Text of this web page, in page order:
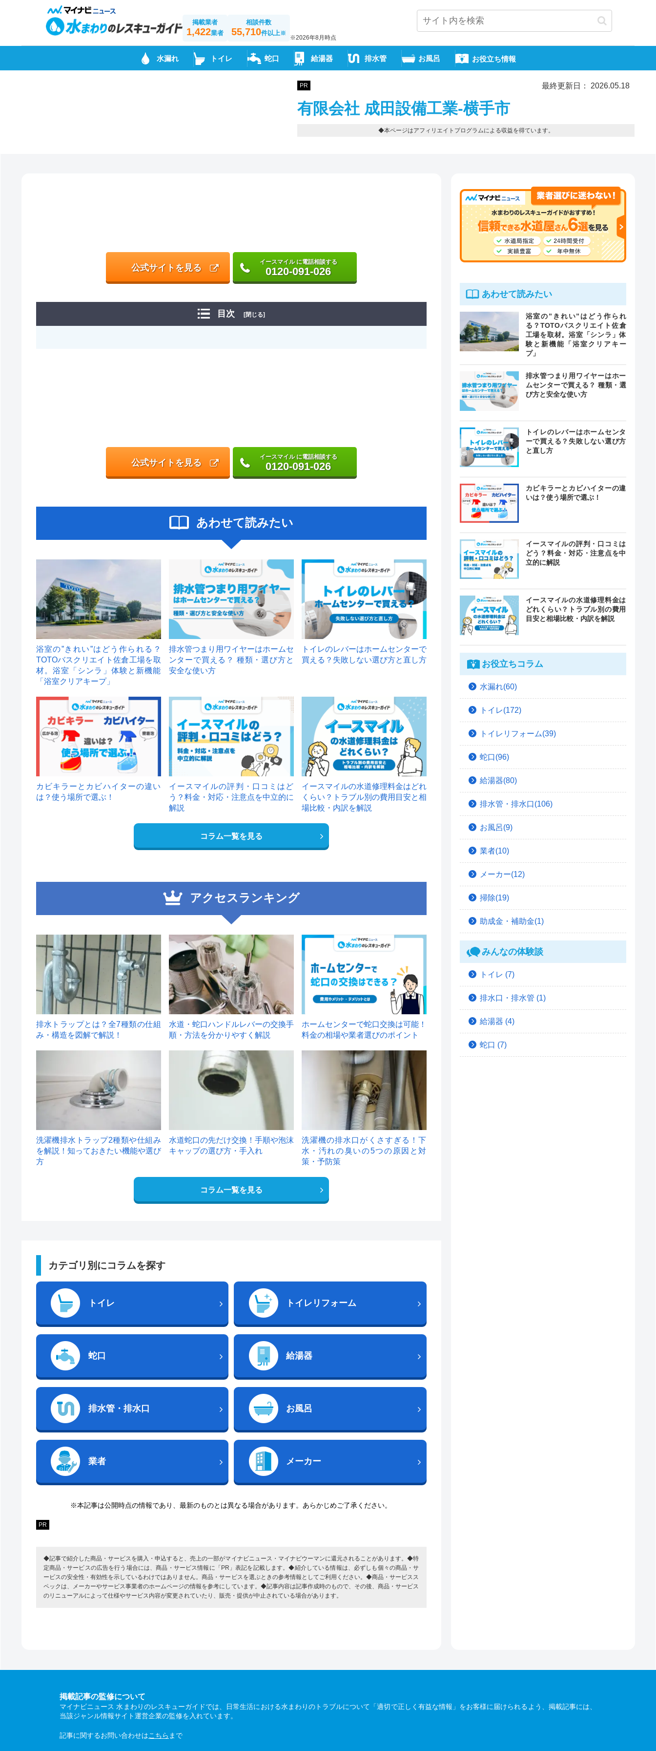
掲載業者
1,422業者
相談件数
55,710件以上※
※2026年8月時点
水漏れ トイレ 蛇口 給湯器 排水管 お風呂 お役立ち情報
PR 最終更新日： 2026.05.18
有限会社 成田設備工業-横手市
◆本ページはアフィリエイトプログラムによる収益を得ています。
公式サイトを見る
イースマイル に電話相談する
0120-091-026
目次 [閉じる]
公式サイトを見る
イースマイル に電話相談する
0120-091-026
あわせて読みたい
浴室の”きれい”はどう作られる？
TOTOバスクリエイト佐倉工場を取
材。浴室「シンラ」体験と新機能
「浴室クリアキープ」
排水管つまり用ワイヤーはホームセ
ンターで買える？ 種類・選び方と
安全な使い方
トイレのレバーはホームセンターで
買える？失敗しない選び方と直し方
カビキラーとカビハイターの違い
は？使う場所で選ぶ！
イースマイルの評判・口コミはど
う？料金・対応・注意点を中立的に
解説
イースマイルの水道修理料金はどれ
くらい？トラブル別の費用目安と相
場比較・内訳を解説
コラム一覧を見る
アクセスランキング
1
排水トラップとは？全7種類の仕組
み・構造を図解で解説！
2
水道・蛇口ハンドルレバーの交換手
順・方法を分かりやすく解説
ホームセンターで蛇口交換は可能！
料金の相場や業者選びのポイント
洗濯機排水トラップ2種類や仕組み
を解説！知っておきたい機能や選び
方
水道蛇口の先だけ交換！手順や泡沫
キャップの選び方・手入れ
洗濯機の排水口がくさすぎる！下
水・汚れの臭いの5つの原因と対
策・予防策
コラム一覧を見る
カテゴリ別にコラムを探す
トイレ トイレリフォーム
蛇口 給湯器
排水管・排水口 お風呂
業者 メーカー
※本記事は公開時点の情報であり、最新のものとは異なる場合があります。あらかじめご了承ください。
PR
◆記事で紹介した商品・サービスを購入・申込すると、売上の一部がマイナビニュース・マイナビウーマンに還元されることがあります。◆特
定商品・サービスの広告を行う場合には、商品・サービス情報に「PR」表記を記載します。◆紹介している情報は、必ずしも個々の商品・サ
ービスの安全性・有効性を示しているわけではありません。商品・サービスを選ぶときの参考情報としてご利用ください。◆商品・サービスス
ペックは、メーカーやサービス事業者のホームページの情報を参考にしています。◆記事内容は記事作成時のもので、その後、商品・サービス
のリニューアルによって仕様やサービス内容が変更されていたり、販売・提供が中止されている場合があります。
あわせて読みたい
浴室の”きれい”はどう作られ
る？TOTOバスクリエイト佐倉
工場を取材。浴室「シンラ」体
験と新機能「浴室クリアキー
プ」
排水管つまり用ワイヤーはホー
ムセンターで買える？ 種類・選
び方と安全な使い方
トイレのレバーはホームセンタ
ーで買える？失敗しない選び方
と直し方
カビキラーとカビハイターの違
いは？使う場所で選ぶ！
イースマイルの評判・口コミは
どう？料金・対応・注意点を中
立的に解説
イースマイルの水道修理料金は
どれくらい？トラブル別の費用
目安と相場比較・内訳を解説
お役立ちコラム
水漏れ(60)
トイレ(172)
トイレリフォーム(39)
蛇口(96)
給湯器(80)
排水管・排水口(106)
お風呂(9)
業者(10)
メーカー(12)
掃除(19)
助成金・補助金(1)
みんなの体験談
トイレ (7)
排水口・排水管 (1)
給湯器 (4)
蛇口 (7)
掲載記事の監修について
マイナビニュース 水まわりのレスキューガイドでは、日常生活における水まわりのトラブルについて「適切で正しく有益な情報」をお客様に届けられるよう、掲載記事には、
当該ジャンル情報サイト運営企業の監修を入れています。
記事に関するお問い合わせはこちら まで